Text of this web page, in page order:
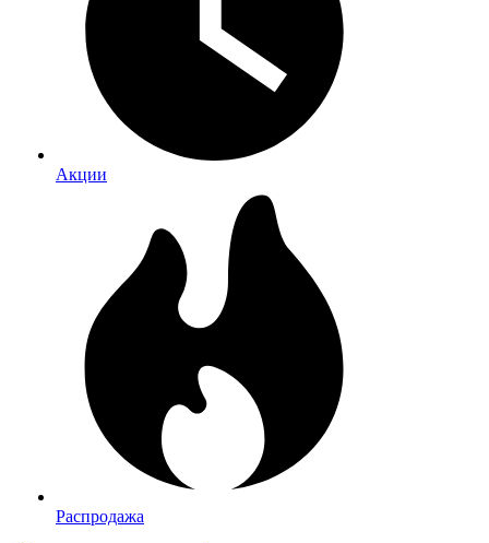
Акции
Распродажа